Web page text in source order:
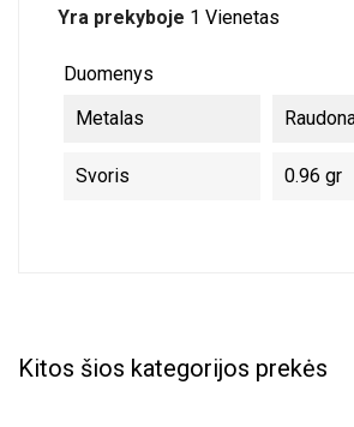
Yra prekyboje 1 Vienetas
Duomenys
Metalas
Svoris 0.96 gr
Kitos šios kategorijos prekės